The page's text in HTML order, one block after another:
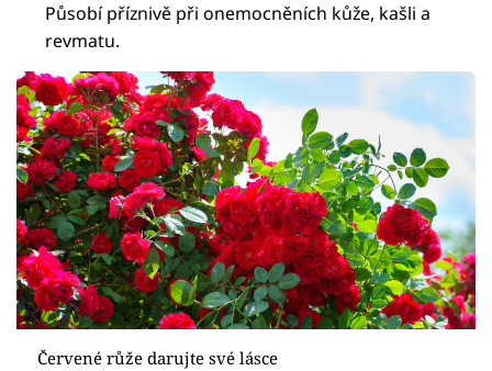
Působí příznivě při onemocněních kůže, kašli a
revmatu.
Červené růže darujte své lásce